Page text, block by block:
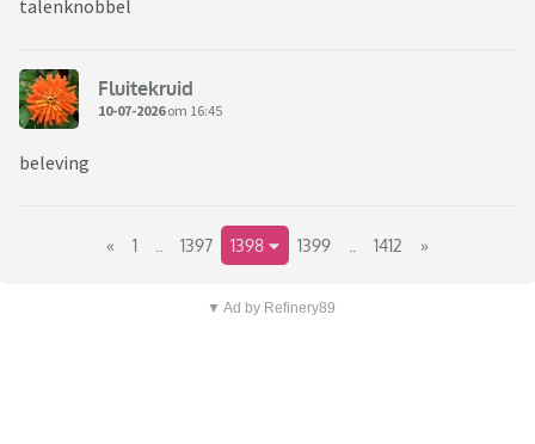
talenknobbel
Fluitekruid
10-07-2026om 16:45
beleving
« 1 1397 1398 1399 1412 »
▼ Ad by Refinery89